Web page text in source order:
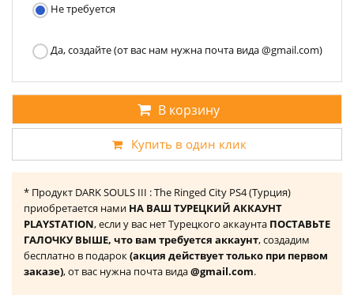
Не требуется
Да, создайте (от вас нам нужна почта вида @gmail.com)
В корзину
Купить в один клик
* Продукт DARK SOULS III : The Ringed City PS4 (Турция)
приобретается нами НА ВАШ ТУРЕЦКИЙ АККАУНТ
PLAYSTATION, если у вас нет Турецкого аккаунта ПОСТАВЬТЕ
ГАЛОЧКУ ВЫШЕ, что вам требуется аккаунт, создадим
бесплатно в подарок(акция действует только при первом
заказе), от вас нужна почта вида@gmail.com.